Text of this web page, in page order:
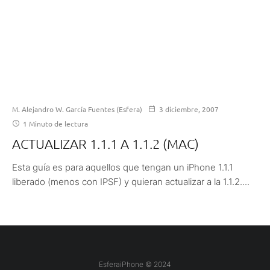
M. Alejandro W. García Fuentes (Esfera)
3 diciembre, 2007
1 Minuto de lectura
ACTUALIZAR 1.1.1 A 1.1.2 (MAC)
Esta guía es para aquellos que tengan un iPhone 1.1.1
liberado (menos con IPSF) y quieran actualizar a la 1.1.2....
EsferaiPhone © 2024